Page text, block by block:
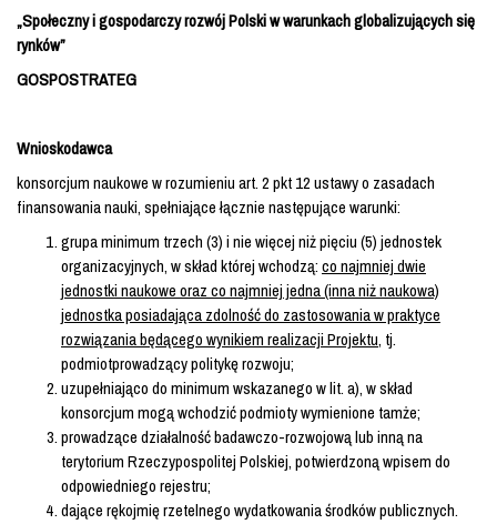
„Społeczny i gospodarczy rozwój Polski w warunkachglobalizujących się
rynków”
GOSPOSTRATEG
Wnioskodawca
konsorcjum naukowe w rozumieniu art. 2 pkt 12 ustawy o zasadach
finansowania nauki, spełniające łącznie następujące warunki:
grupa minimum trzech (3) i nie więcej niż pięciu (5) jednostek
organizacyjnych, w skład której wchodzą:co najmniej dwie
jednostki naukowe oraz co najmniej jedna (inna niż naukowa)
jednostka posiadająca zdolność do zastosowania w praktyce
rozwiązania będącego wynikiem realizacji Projektu, tj.
podmiotprowadzący politykę rozwoju;
uzupełniająco do minimum wskazanego w lit. a), w skład
konsorcjum mogą wchodzić podmioty wymienione tamże;
prowadzące działalność badawczo-rozwojową lub inną na
terytorium Rzeczypospolitej Polskiej, potwierdzoną wpisem do
odpowiedniego rejestru;
dające rękojmię rzetelnego wydatkowania środków publicznych.